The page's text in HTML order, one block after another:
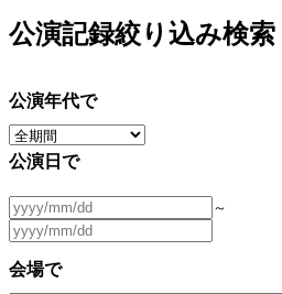
公演記録絞り込み検索
公演年代で
公演日で
～
会場で